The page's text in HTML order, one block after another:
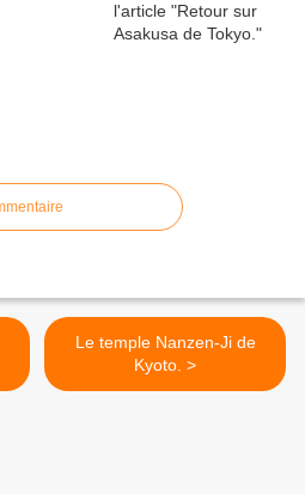
Le temple Nanzen-Ji de
Kyoto. >